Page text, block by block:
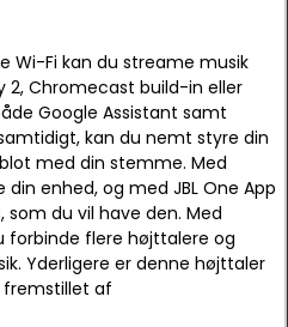
Wi-Fi kan du streame musik
2, Chromecast build-in eller
Google Assistant samt
kan du nemt styre din
med din stemme. Med
enhed, og med JBL One App
du vil have den. Med
forbinde flere højttalere og
Yderligere er denne højttaler
fremstillet af